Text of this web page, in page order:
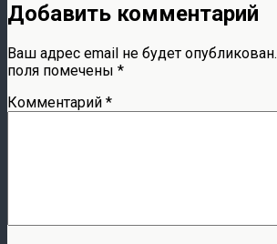
Добавить комментарий
Ваш адрес email не будет опубликован.
поля помечены *
Комментарий *